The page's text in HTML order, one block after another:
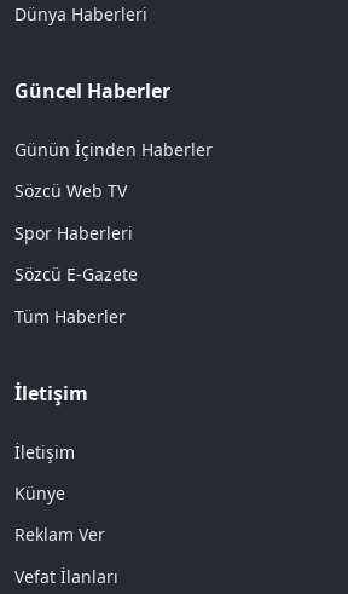
Dünya Haberleri
Güncel Haberler
Günün İçinden Haberler
Sözcü Web TV
Spor Haberleri
Sözcü E-Gazete
Tüm Haberler
İletişim
İletişim
Künye
Reklam Ver
Vefat İlanları